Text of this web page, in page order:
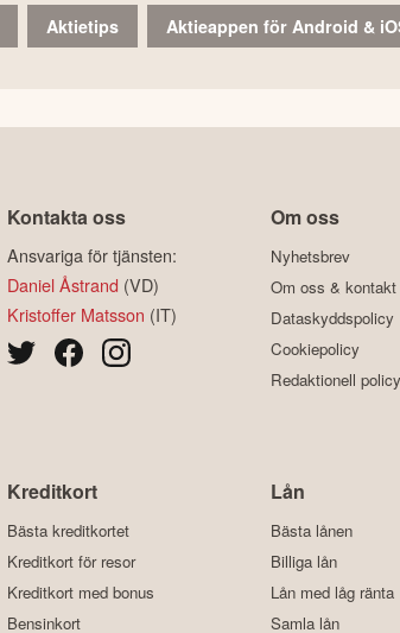
Aktietips Aktieappen för Android &
Kontakta oss
Ansvariga för tjänsten:
Daniel Åstrand (VD)
Kristoffer Matsson (IT)
Om oss
Nyhetsbrev
Om oss & kontakt
Dataskyddspolicy
Cookiepolicy
Redaktionell policy
Kreditkort
Bästa kreditkortet
Kreditkort för resor
Kreditkort med bonus
Bensinkort
Lån
Bästa lånen
Billiga lån
Lån med låg ränta
Samla lån